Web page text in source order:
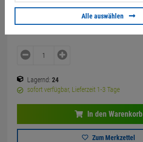
63,00 €
Lagernd: 24
sofort verfügbar, Lieferzeit 1-3 Tage
In den Warenkorb
Zum Merkzettel
Alle auswählen